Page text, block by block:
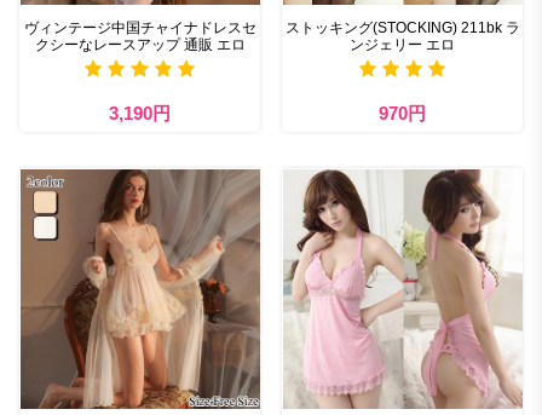
ヴィンテージ中国チャイナドレスセ
クシーなレースアップ 通販 エロ
3,190円
ストッキング(STOCKING) 211bk ラ
ンジェリー エロ
970円